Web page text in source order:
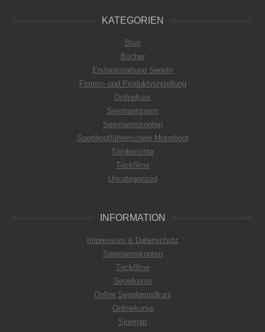
KATEGORIEN
Blog
Bücher
Erstausstattung Segeln
Firmen- und Produktvorstellung
Onlinekurs
Seemannsgarn
Seemannsknoten
Sportbootführerschein Motorboot
Törnberichte
Trickfilme
Uncategorized
INFORMATION
Impressum & Datenschutz
Seemannsknoten
Trickfilme
Segelkurse
Online Segelgrundkurs
Onlinekurse
Sitemap